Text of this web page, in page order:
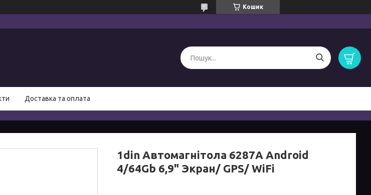
Кошик
Доставка та оплата
1din Автомагнітола 6287A Android
4/64Gb 6,9" Экран/ GPS/ WiFi